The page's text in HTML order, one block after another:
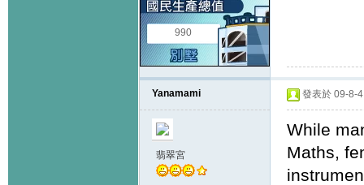
990
Yanamami
翡翠宮
發表於 09-8-
While
Maths,